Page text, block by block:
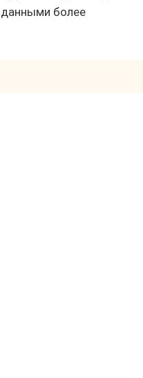
более